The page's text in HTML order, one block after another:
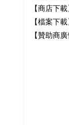
【商店下
【檔案下載
【贊助商廣